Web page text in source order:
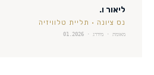
ליאור ו.
נס ציונה · תליית טלוויזיה
מאומת · מידרג · 01.2026